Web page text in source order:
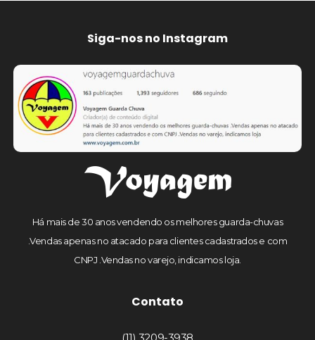
Siga-nos no Instagram
Há mais de 30 anos vendendo os melhores guarda-chuvas
.Vendas apenas no atacado para clientes cadastrados e com
CNPJ .Vendas no varejo, indicamos loja.
Contato